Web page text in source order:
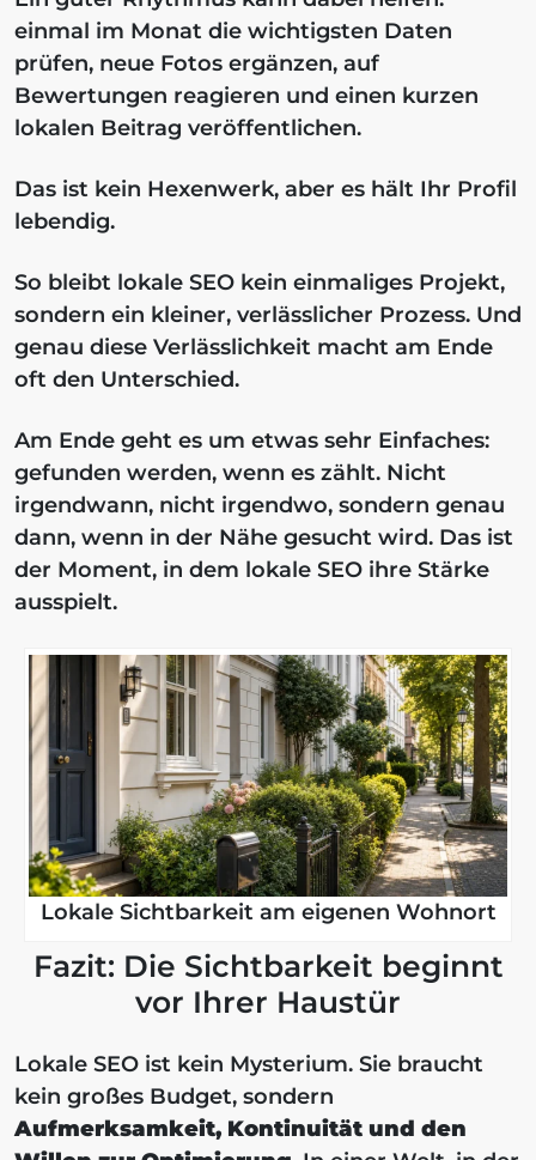
einmal im Monat die wichtigsten Daten
prüfen, neue Fotos ergänzen, auf
Bewertungen reagieren und einen kurzen
lokalen Beitrag veröffentlichen.
Das ist kein Hexenwerk, aber es hält Ihr Profil
lebendig.
So bleibt lokale SEO kein einmaliges Projekt,
sondern ein kleiner, verlässlicher Prozess. Und
genau diese Verlässlichkeit macht am Ende
oft den Unterschied.
Am Ende geht es um etwas sehr Einfaches:
gefunden werden, wenn es zählt. Nicht
irgendwann, nicht irgendwo, sondern genau
dann, wenn in der Nähe gesucht wird. Das ist
der Moment, in dem lokale SEO ihre Stärke
ausspielt.
Lokale Sichtbarkeit am eigenen Wohnort
Fazit: Die Sichtbarkeit beginnt
vor Ihrer Haustür
Lokale SEO ist kein Mysterium. Sie braucht
kein großes Budget, sondern
Aufmerksamkeit, Kontinuität und den